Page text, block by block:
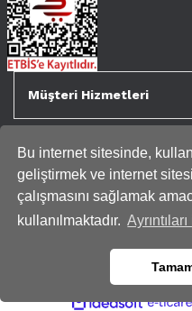
Bu internet sitesinde,
geliştirmek ve internet
çalışmasını sağlamak
kullanılmaktadır.
Müşteri Hizmetleri
Tüm kredi kartı bilgileriniz
Genispencere.com Tüm Hakları
ideasoft